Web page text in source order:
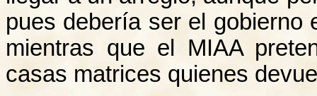
pues debería ser el gobierno
mientras que el MIAA
casas matrices quienes